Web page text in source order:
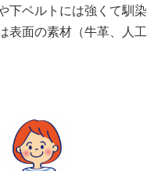
下ベルトには強くて馴染
表面の素材（牛革、人工